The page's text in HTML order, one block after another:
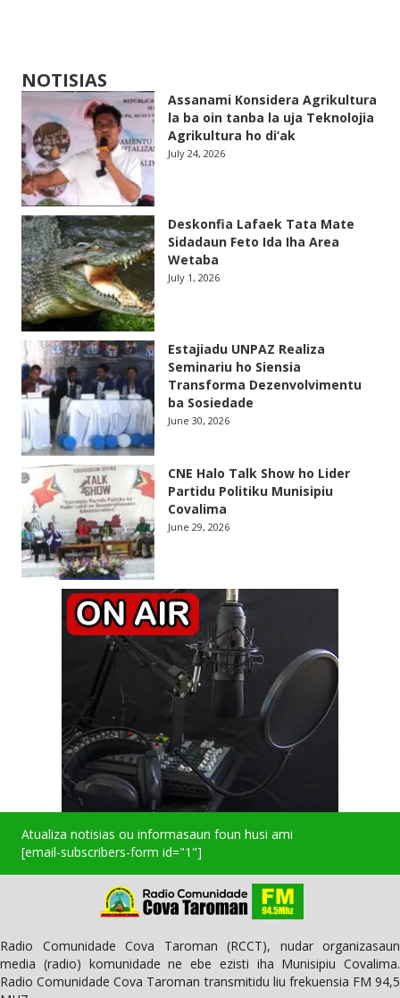
NOTISIAS
Assanami Konsidera Agrikultura
la ba oin tanba la uja Teknolojia
Agrikultura ho di’ak
July 24, 2026
Deskonfia Lafaek Tata Mate
Sidadaun Feto Ida Iha Area
Wetaba
July 1, 2026
Estajiadu UNPAZ Realiza
Seminariu ho Siensia
Transforma Dezenvolvimentu
ba Sosiedade
June 30, 2026
CNE Halo Talk Show ho Lider
Partidu Politiku Munisipiu
Covalima
June 29, 2026
Atualiza notisias ou informasaun foun husi ami
[email-subscribers-form id="1"]
Radio Comunidade Cova Taroman (RCCT), nudar organizasaun
media (radio) komunidade ne ebe ezisti iha Munisipiu Covalima.
Radio Comunidade Cova Taroman transmitidu liu frekuensia FM 94,5